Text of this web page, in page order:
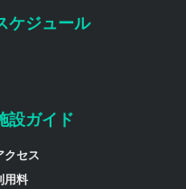
ケジュール
設ガイド
クセス
用料